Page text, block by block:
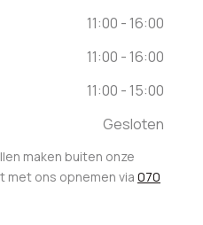
11:00 - 16:00
11:00 - 16:00
11:00 - 15:00
Gesloten
maken buiten onze
ons opnemen via 070